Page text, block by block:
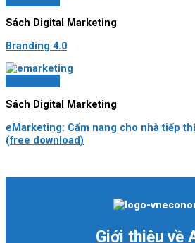
Sách Digital Marketing
Branding 4.0
Sách Digital Marketing
eMarketing: Cẩm nang cho nhà tiếp
(free download)
Giới thiệu về